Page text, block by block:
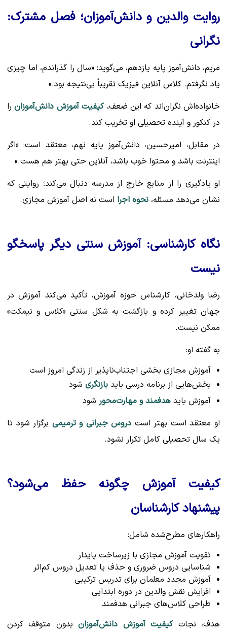
روایت والدین و دانش‌آموزان؛ فصل مشترک:
نگرانی
مریم، دانش‌آموز پایه یازدهم، می‌گوید: «سال را گذراندم، اما چیزی
یاد نگرفتم. کلاس آنلاین فیزیک تقریباً بی‌نتیجه بود.»
خانواده‌اش نگران‌اند که این ضعف،کیفیت آموزش دانش‌آموزانرا
در کنکور و آینده تحصیلی او تخریب کند.
در مقابل، امیرحسین، دانش‌آموز پایه نهم، معتقد است: «اگر
اینترنت باشد و محتوا خوب باشد، آنلاین حتی بهتر هم هست.»
او یادگیری را از منابع خارج از مدرسه دنبال می‌کند؛ روایتی که
نشان می‌دهد مسئله، نحوه اجرا است نه اصل آموزش مجازی.
نگاه کارشناسی: آموزش سنتی دیگر پاسخگو
نیست
رضا ولدخانی، کارشناس حوزه آموزش، تأکید می‌کند آموزش در
جهان تغییر کرده و بازگشت به شکل سنتی «کلاس و نیمکت»
ممکن نیست.
به گفته او:
آموزش مجازی بخشی اجتناب‌ناپذیر از زندگی امروز است
بخش‌هایی از برنامه درسی باید بازنگری شود
آموزش باید هدفمند و مهارت‌محور شود
او معتقد است بهتر است دروس جبرانی و ترمیمی برگزار شود تا
یک سال تحصیلی کامل تکرار نشود.
کیفیت آموزش چگونه حفظ می‌شود؟
پیشنهاد کارشناسان
راهکارهای مطرح‌شده شامل:
تقویت آموزش مجازی با زیرساخت پایدار
شناسایی دروس ضروری و حذف یا تعدیل دروس کم‌اثر
آموزش مجدد معلمان برای تدریس ترکیبی
افزایش نقش والدین در دوره ابتدایی
طراحی کلاس‌های جبرانی هدفمند
هدف، نجاتکیفیت آموزش دانش‌آموزانبدون متوقف کردن